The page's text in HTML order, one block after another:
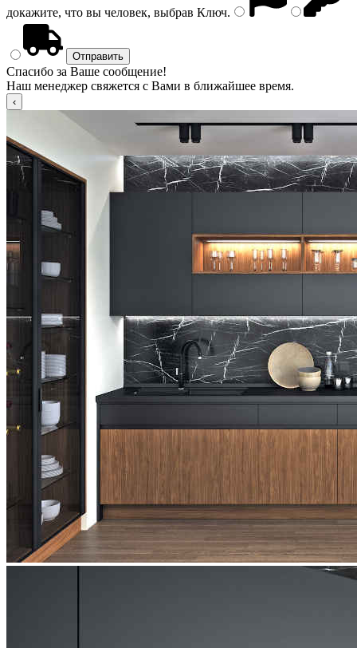
докажите, что вы человек, выбрав Ключ.
Спасибо за Ваше сообщение!
Наш менеджер свяжется с Вами в ближайшее время.